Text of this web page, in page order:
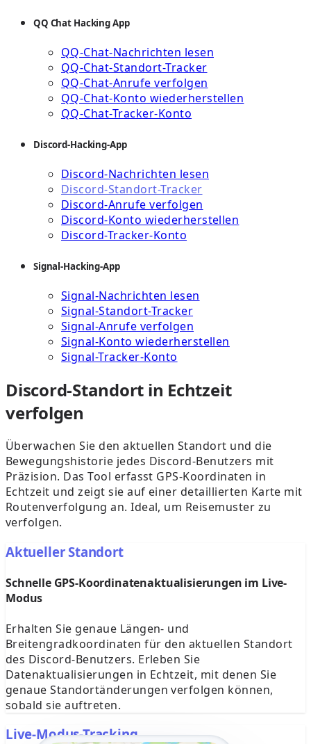
QQ Chat Hacking App
QQ-Chat-Nachrichten lesen
QQ-Chat-Standort-Tracker
QQ-Chat-Anrufe verfolgen
QQ-Chat-Konto wiederherstellen
QQ-Chat-Tracker-Konto
Discord-Hacking-App
Discord-Nachrichten lesen
Discord-Standort-Tracker
Discord-Anrufe verfolgen
Discord-Konto wiederherstellen
Discord-Tracker-Konto
Signal-Hacking-App
Signal-Nachrichten lesen
Signal-Standort-Tracker
Signal-Anrufe verfolgen
Signal-Konto wiederherstellen
Signal-Tracker-Konto
Discord-Standort in Echtzeit
verfolgen
Überwachen Sie den aktuellen Standort und die
Bewegungshistorie jedes Discord-Benutzers mit
Präzision. Das Tool erfasst GPS-Koordinaten in
Echtzeit und zeigt sie auf einer detaillierten Karte mit
Routenverfolgung an. Ideal, um Reisemuster zu
verfolgen.
Aktueller Standort
Schnelle GPS-Koordinatenaktualisierungen im Live-
Modus
Erhalten Sie genaue Längen- und
Breitengradkoordinaten für den aktuellen Standort
des Discord-Benutzers. Erleben Sie
Datenaktualisierungen in Echtzeit, mit denen Sie
genaue Standortänderungen verfolgen können,
sobald sie auftreten.
Live-Modus-Tracking